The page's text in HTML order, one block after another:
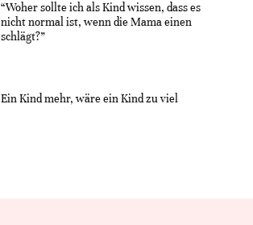
“Woher sollte ich als Kind wissen, dass es
nicht normal ist, wenn die Mama einen
schlägt?”
Ein Kind mehr, wäre ein Kind zu viel